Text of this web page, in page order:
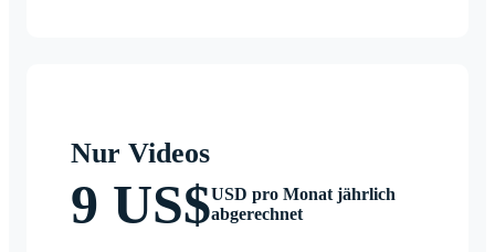
Nur Videos
9 US$USD pro Monat jährlich
abgerechnet